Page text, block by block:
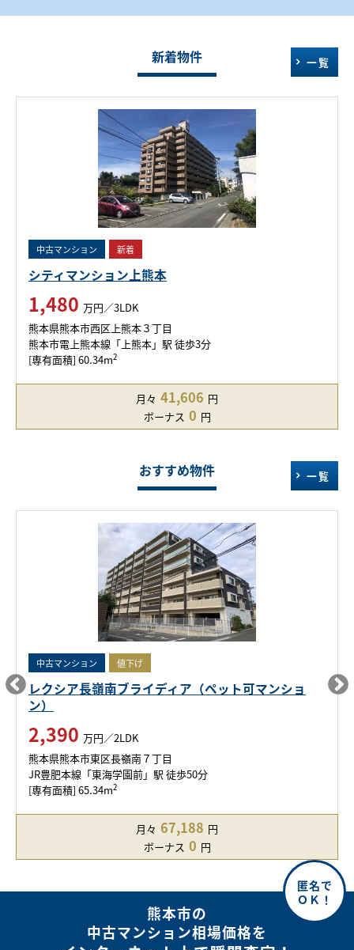
新着物件 一覧
中古マンション 新着
シティマンション上熊本
1,480 万円／3LDK
熊本県熊本市西区上熊本３丁目
熊本市電上熊本線「上熊本」駅 徒歩3分
[専有面積] 60.34m2
月々 41,606 円
ボーナス 0 円
おすすめ物件 一覧
中古マンション 値下げ
レクシア長嶺南ブライディア（ペット可マンショ
ン）
2,390 万円／2LDK
熊本県熊本市東区長嶺南７丁目
JR豊肥本線「東海学園前」駅 徒歩50分
[専有面積] 65.34m2
月々 67,188 円
ボーナス 0 円
熊本市の
中古マンション相場価格を